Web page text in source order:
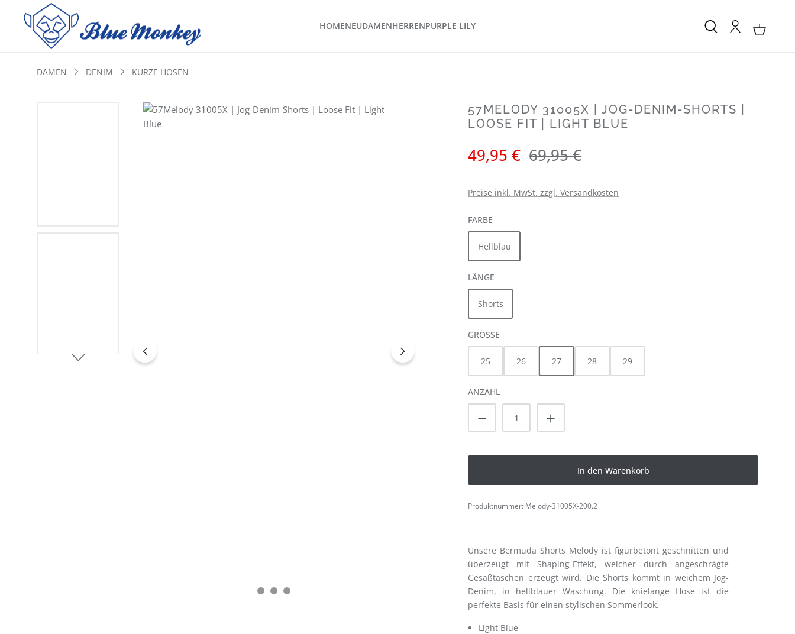
HOMENEUDAMENHERRENPURPLE LILY
DAMEN DENIM KURZE HOSEN
Bildergalerie überspringen
57MELODY 31005X | JOG-DENIM-SHORTS |
LOOSE FIT | LIGHT BLUE
Verkaufspreis:
49,95 € Regulärer Preis:
69,95 €
Preise inkl. MwSt. zzgl. Versandkosten
FARBE
Hellblau
LÄNGE
Shorts
GRÖSSE
25 26 27 28 29
ANZAHL
Produkt Anzahl: Gib den gewünschten Wert
In den Warenkorb
Produktnummer: Melody-31005X-200.2
Unsere Bermuda Shorts Melody ist figurbetont geschnitten und
überzeugt mit Shaping-Effekt, welcher durch angeschrägte
Gesäßtaschen erzeugt wird. Die Shorts kommt in weichem Jog-
Denim, in hellblauer Waschung. Die knielange Hose ist die
perfekte Basis für einen stylischen Sommerlook.
Light Blue